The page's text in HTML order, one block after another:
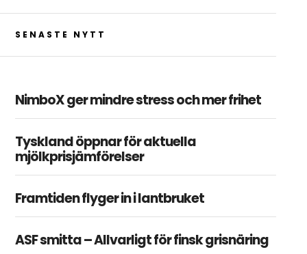
SENASTE NYTT
NimboX ger mindre stress och mer frihet
Tyskland öppnar för aktuella
mjölkprisjämförelser
Framtiden flyger in i lantbruket
ASF smitta – Allvarligt för finsk grisnäring